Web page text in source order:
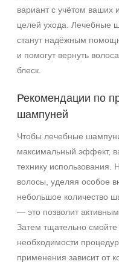
вариант с учётом ваших
целей ухода. Лечебные
станут надёжным
и помогут вернуть
блеск.
Рекомендации по
шампуней
Чтобы лечебные
максимальный эффект,
технику использования.
волосы, уделяя особое
небольшое количество
— это позволит
Затем тщательно
необходимости
применения зависит от